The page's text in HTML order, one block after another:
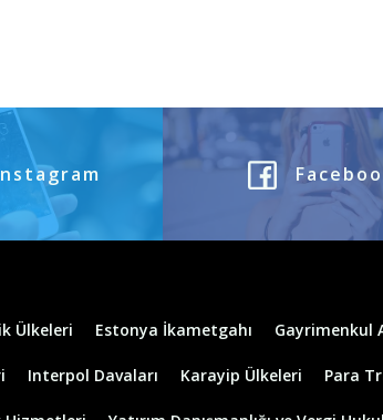
Ülkeleri Estonya İkametgahı Gayrimenkul
Interpol Davaları Karayip Ülkeleri Para